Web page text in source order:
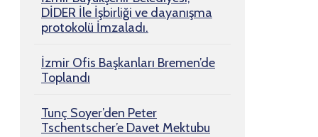
DİDER İle İşbirliği ve dayanışma
protokolü İmzaladı.
İzmir Ofis Başkanları Bremen’de
Toplandı
Tunç Soyer’den Peter
Tschentscher’e Davet Mektubu